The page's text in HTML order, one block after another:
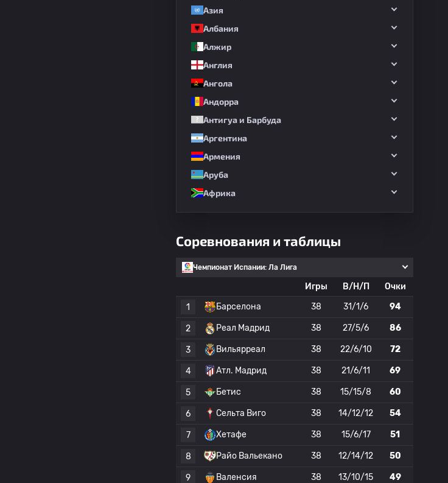
Азия
Албания
Алжир
Англия
Ангола
Андорра
Антигуа и Барбуда
Аргентина
Армения
Аруба
Африка
Соревнования и таблицы
Чемпионат Испании: Ла Лига
Игры В/Н/П
Очки
1
Барселона 38 31/1/6 94
2 Реал Мадрид 38 27/5/6 86
3 Вильярреал 38 22/6/10 72
4 Атл. Мадрид 38 21/6/11 69
5 Бетис 38 15/15/8 60
6 Сельта Виго 38 14/12/12 54
7 Хетафе 38 15/6/17 51
8 Райо Вальекано 38 12/14/12 50
9 Валенсия 38 13/10/15 49